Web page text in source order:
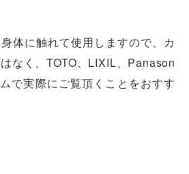
体に触れて使用しますので、カ
なく、TOTO、LIXIL、Panason
で実際にご覧頂くことをおすす